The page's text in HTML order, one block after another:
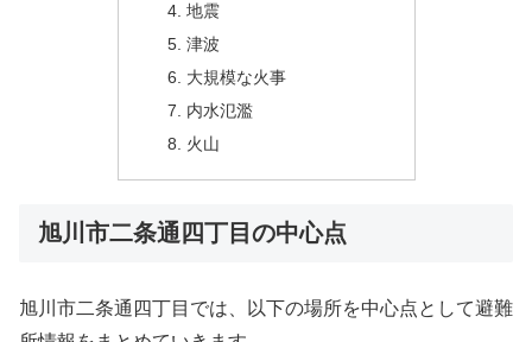
地震
津波
大規模な火事
内水氾濫
火山
旭川市二条通四丁目の中心点
旭川市二条通四丁目では、以下の場所を中心点として避難